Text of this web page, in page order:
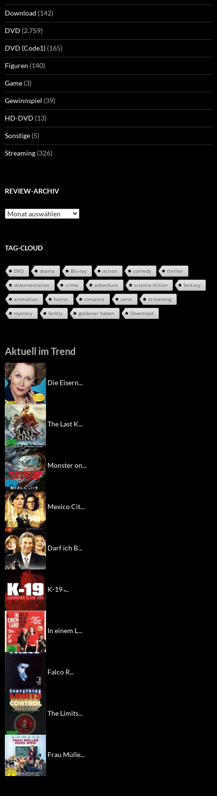
Download (142)
DVD (2.759)
DVD (Code1) (165)
Figuren (140)
Game (3)
Gewinnspiel (39)
HD-DVD (13)
Sonstige (5)
Streaming (326)
REVIEW-ARCHIV
Review-
Archiv
TAG-CLOUD
DVD drama Blu-ray action comedy thriller
dokumentation crime adventure science-fiction fantasy
animation horror romance serie streaming
mystery family goldener haken Download
Aktuell im Trend
Die Eisern...
The Last K...
Monster on...
Mexico Cit...
Darf ich B...
K-19 ̵...
In einem L...
Falco R...
The Limits...
Frau Mülle...